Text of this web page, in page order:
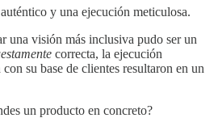
y una ejecución meticulosa.
una visión más inclusiva pudo ser un
correcta, la ejecución
su base de clientes resultaron en un
un producto en concreto?